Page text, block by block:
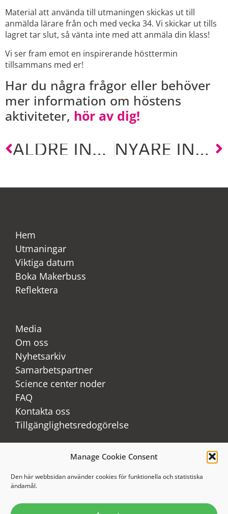
Manage Cookie Consent
Den här webbsidan använder cookies för funktionella och statistiska
ändamål.
Material att använda till utmaningen skickas ut till
anmälda lärare från och med vecka 34. Vi skickar ut tills
lagret tar slut, så vänta inte med att anmäla din klass!
Vi ser fram emot en inspirerande hösttermin
tillsammans med er!
Har du några frågor eller behöver
mer information om höstens
aktiviteter, hör av dig!
ÄLDRE INLÄGG NYARE INLÄGG
Hem
Utmaningar
Viktiga datum
Boka Makerbuss
Reflektera
Media
Om oss
Nyhetsarkiv
Samarbetspartner
Science center noder
FAQ
Kontakta oss
Tillgänglighetsredogörelse
Youtube
Instagram